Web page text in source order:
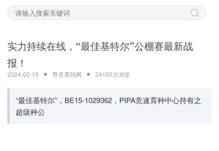
实力持续在线，“最佳基特尔”公棚赛最新战
报！
2024-02-19 尊贵赛鸽网 24160次浏览
“最佳基特尔”，BE15-1029362，PIPA竞速育种中心持有之
超级种公